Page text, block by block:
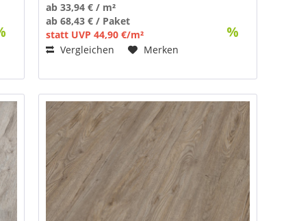
ab 33,94 € / m²
ab 68,43 € / Paket
statt UVP 44,90 €/m²
Vergleichen
Merken